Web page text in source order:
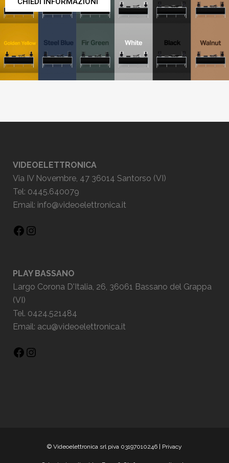
VIDEOELETTRONICA
Via IV Novembre, 47 36014 Santorso (VI)
Tel: 0445.640079
Email: info@videoelettronica.it
PLAY BASSANO
Largo Corona D'Italia, 26, 36061 Bassano del Grappa
(VI)
Tel. 0424.521484
Email: acu@videoelettronica.it
© Videoelettronica srl piva 03197010246 | Privacy